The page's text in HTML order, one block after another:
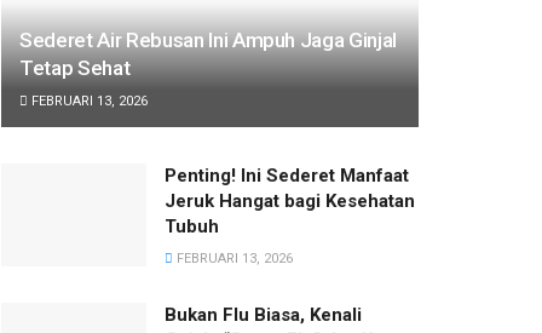
Sederet Air Rebusan Ini Ampuh Jaga Ginjal
Tetap Sehat
FEBRUARI 13, 2026
Penting! Ini Sederet Manfaat
Jeruk Hangat bagi Kesehatan
Tubuh
FEBRUARI 13, 2026
Bukan Flu Biasa, Kenali